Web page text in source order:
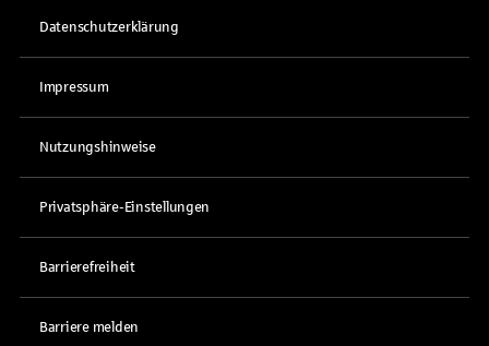
Datenschutzerklärung
Impressum
Nutzungshinweise
Privatsphäre-Einstellungen
Barrierefreiheit
Barriere melden